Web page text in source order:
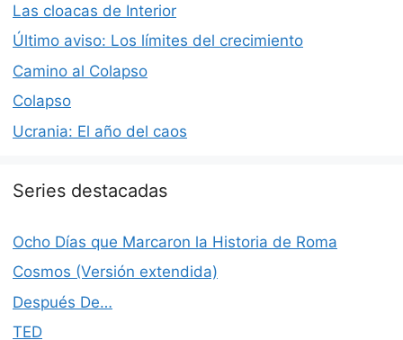
Las cloacas de Interior
Último aviso: Los límites del crecimiento
Camino al Colapso
Colapso
Ucrania: El año del caos
Series destacadas
Ocho Días que Marcaron la Historia de Roma
Cosmos (Versión extendida)
Después De…
TED